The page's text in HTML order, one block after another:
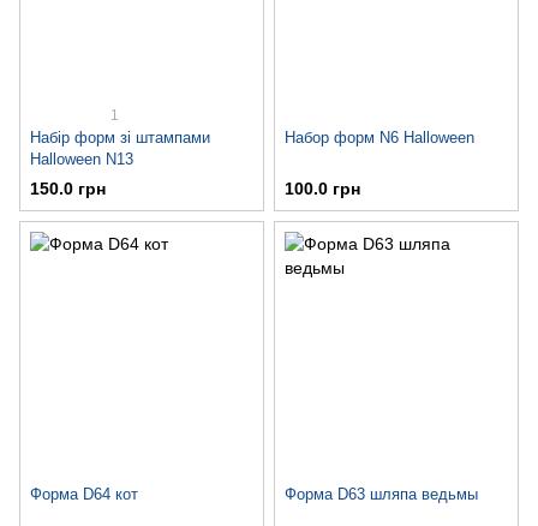
1
Набір форм зі штампами
Halloween N13
150.0 грн
Набор форм N6 Halloween
100.0 грн
Форма D64 кот Форма D63 шляпа ведьмы